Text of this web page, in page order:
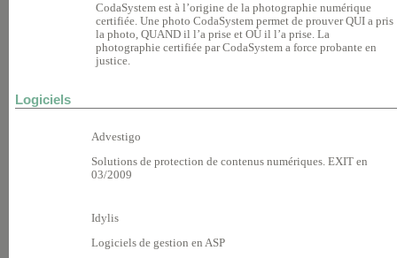
CodaSystem est à l’origine de la photographie numérique
certifiée. Une photo CodaSystem permet de prouver QUI a pris
la photo, QUAND il l’a prise et OÙ il l’a prise. La
photographie certifiée par CodaSystem a force probante en
justice.
Logiciels
Advestigo
Solutions de protection de contenus numériques. EXIT en
03/2009
Idylis
Logiciels de gestion en ASP